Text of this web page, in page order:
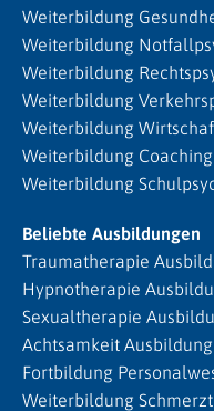
Weiterbildung
Weiterbildung
Weiterbildung
Weiterbildung
Weiterbildung
Weiterbildung Coaching
Weiterbildung
Beliebte Ausbildungen
Traumatherapie
Hypnotherapie
Sexualtherapie
Achtsamkeit Ausbildung
Fortbildung
Weiterbildung